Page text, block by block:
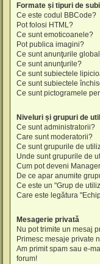
Formate și tipuri de
Ce este codul BBCode?
Pot folosi HTML?
Ce sunt emoticoanele?
Pot publica imagini?
Ce sunt anunţurile
Ce sunt anunţurile?
Ce sunt subiectele
Ce sunt subiectele
Ce sunt pictogramele
Niveluri și grupuri de
Ce sunt administratorii?
Care sunt moderatorii?
Ce sunt grupurile de
Unde sunt grupurile de
Cum pot deveni
De ce apar anumite
Ce este un "Grup de
Care este legătura
Mesagerie privată
Nu pot trimite un mesaj
Primesc mesaje private
Am primit spam sau e-
forum!